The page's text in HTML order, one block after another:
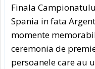
Finala
Spania in fata
momente
ceremonia de
persoanele care au